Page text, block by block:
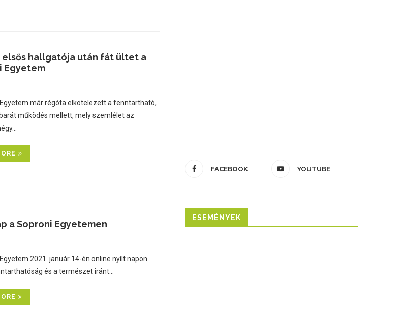
elsős hallgatója után fát ültet a
Egyetem
már régóta elkötelezett a fenntartható,
működés mellett, mely szemlélet az
a Soproni Egyetemen
2021. január 14-én online nyílt napon
és a természet iránt…
FACEBOOK YOUTUBE
ESEMÉNYEK